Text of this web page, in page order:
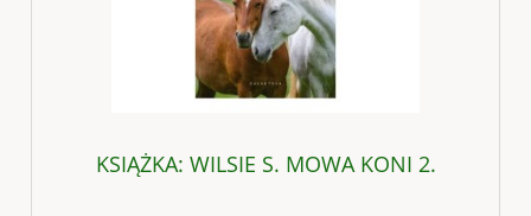
KSIĄŻKA: WILSIE S. MOWA KONI 2.